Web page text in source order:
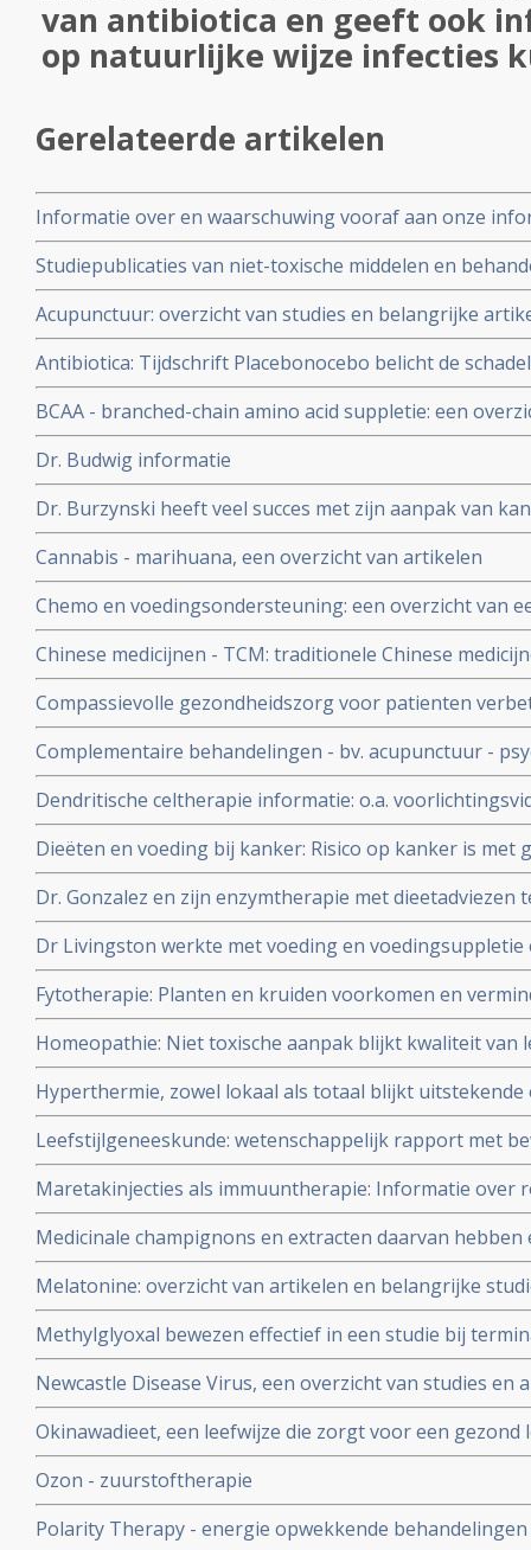
van antibiotica en geeft ook
op natuurlijke wijze infecties
Gerelateerde artikelen
Informatie over en waarschuwing vooraf aan onze
therapieën bij kanker:
Studiepublicaties van niet-toxische middelen en
arts-bioloog drs. E. Valstar naast radiotherapie -
Acupunctuur: overzicht van studies en belangrijke
Antibiotica: Tijdschrift Placebonocebo belicht de
geeft ook informatie hoe je op natuurlijke wijze
BCAA - branched-chain amino acid suppletie: een
Dr. Budwig informatie
Dr. Burzynski heeft veel succes met zijn aanpak van
belangrijke publicaties over de methode van dr.
Cannabis - marihuana, een overzicht van artikelen
Chemo en voedingsondersteuning: een overzicht van
Chinese medicijnen - TCM: traditionele Chinese
therapeutisch of preventief bij alle vormen van kanker.
ontwikkelingen en belangrijke studies en artikelen
Compassievolle gezondheidszorg voor patienten
patiënten, vergroot de kwaliteit en veiligheid van de
de burn-outs bij artsen en is financieel aantrekkelijk
Complementaire behandelingen - bv. acupunctuur -
massage verminderen pijn (47 procent) en angst (57
opgenomen kankerpatienten
Dendritische celtherapie informatie: o.a.
aan het woord en in beeld
Dieëten en voeding bij kanker: Risico op kanker is met
misschien wel te voorkomen
Dr. Gonzalez en zijn enzymtherapie met dieetadviezen
Dr Livingston werkte met voeding en voedingsuppletie
maar ook met vaccins
Fytotherapie: Planten en kruiden voorkomen en
maagontstekingen - o.a. ziekte van Crohn - veel beter
medicijnen
Homeopathie: Niet toxische aanpak blijkt kwaliteit van
reguliere aanpak. Blijkt uit een vergelijkend
Hyperthermie, zowel lokaal als totaal blijkt uitstekende
behandeling bij vele vormen van kanker. Hier een
Leefstijlgeneeskunde: wetenschappelijk rapport met
leefstijlgeneeskunde een volwaardige plaats verdient
gepubliceerd
Maretakinjecties als immuuntherapie: Informatie over
Viscum Album L. (bv. merknamen Iscador of Isorel) in
van kanker
Medicinale champignons en extracten daarvan
mentale gezondheid, vooral via de darmbiotica
Melatonine: overzicht van artikelen en belangrijke
verschillende vormen van kanker
Methylglyoxal bewezen effectief in een studie bij
originele volledige studieverslag incl. omschrijving
Newcastle Disease Virus, een overzicht van studies en
Okinawadieet, een leefwijze die zorgt voor een gezond
Ozon - zuurstoftherapie
Polarity Therapy - energie opwekkende